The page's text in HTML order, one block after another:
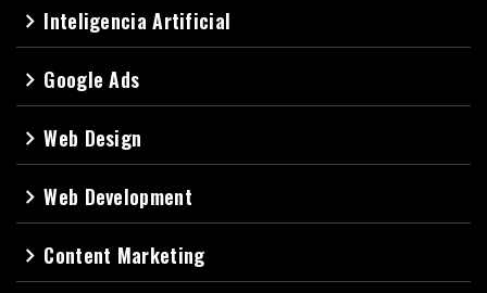
navigate_next Inteligencia Artificial
navigate_next Google Ads
navigate_nextWeb Design
navigate_nextWeb Development
navigate_next Content Marketing